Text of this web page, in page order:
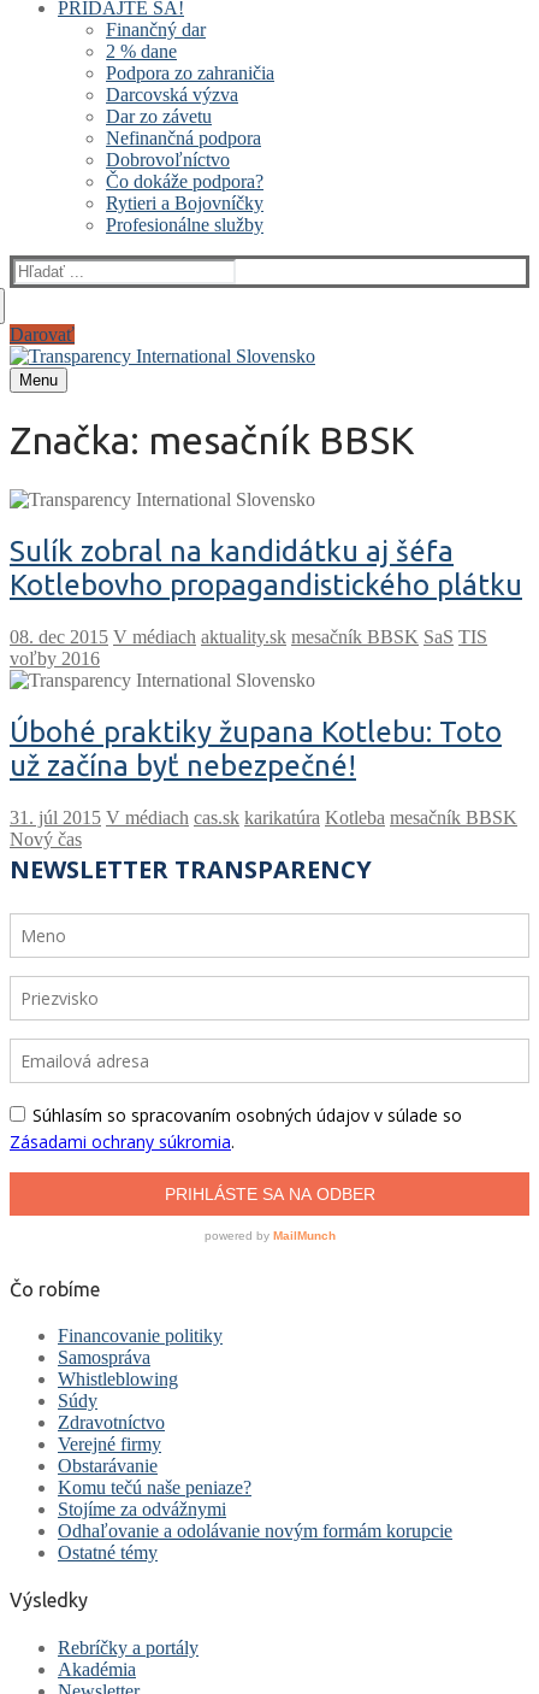
PRIDAJTE SA!
Finančný dar
2 % dane
Podpora zo zahraničia
Darcovská výzva
Dar zo závetu
Nefinančná podpora
Dobrovoľníctvo
Čo dokáže podpora?
Rytieri a Bojovníčky
Profesionálne služby
Darovať
Menu
Značka: mesačník BBSK
Sulík zobral na kandidátku aj šéfa
Kotlebovho propagandistického plátku
V médiach aktuality.sk mesačník BBSK SaS TIS
voľby 2016
Úbohé praktiky župana Kotlebu: Toto
už začína byť nebezpečné!
V médiach cas.sk karikatúra Kotleba mesačník BBSK
Nový čas
Čo robíme
Financovanie politiky
Samospráva
Whistleblowing
Súdy
Zdravotníctvo
Verejné firmy
Obstarávanie
Komu tečú naše peniaze?
Stojíme za odvážnymi
Odhaľovanie a odolávanie novým formám korupcie
Ostatné témy
Výsledky
Rebríčky a portály
Akadémia